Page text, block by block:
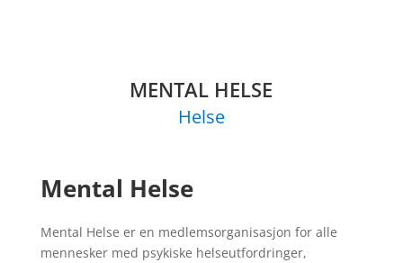
MENTAL HELSE
Helse
Mental Helse
Mental Helse er en medlemsorganisasjon for alle
mennesker med psykiske helseutfordringer,